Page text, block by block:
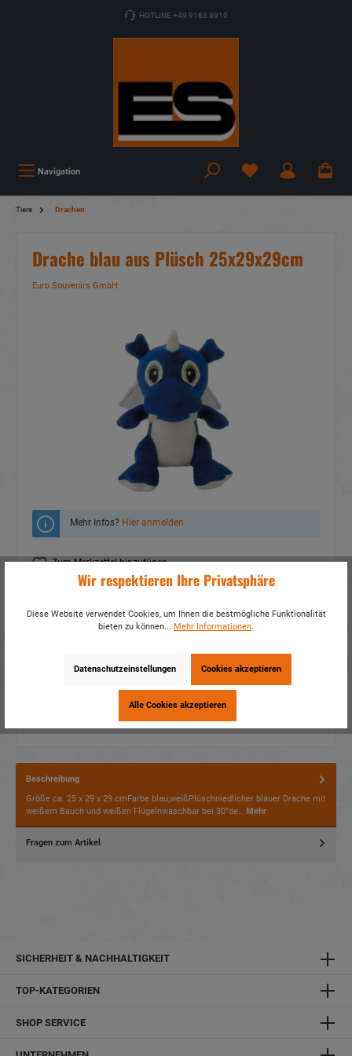
HOTLINE +49 9163 8910
Navigation
Tiere Drachen
Drache blau aus Plüsch 25x29x29cm
Euro Souvenirs GmbH
Mehr Infos? Hier anmelden
Zum Merkzettel hinzufügen
33314
Beschreibung
Größe ca. 25 x 29 x 29 cmFarbe blau,weißPlüschniedlicher blauer Drache mit
weißem Bauch und weißen Flügelnwaschbar bei 30°de… Mehr
Fragen zum Artikel
SICHERHEIT & NACHHALTIGKEIT
TOP-KATEGORIEN
SHOP SERVICE
Wir respektieren Ihre Privatsphäre
Diese Website verwendet Cookies, um Ihnen die bestmögliche Funktionalität
bieten zu können... Mehr Informationen.
Datenschutzeinstellungen Cookies akzeptieren
Alle Cookies akzeptieren